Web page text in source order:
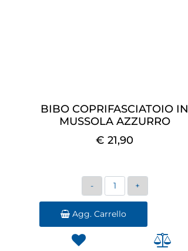
BIBO COPRIFASCIATOIO IN
MUSSOLA AZZURRO
€ 21,90
Quantità
Agg. Carrello